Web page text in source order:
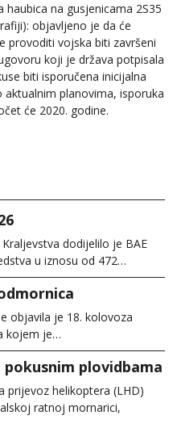
na gusjenicama 2S35
objavljeno je da će
provoditi vojska biti završeni
koji je država potpisala
biti isporučena inicijalna
aktualnim planovima, isporuka
će 2020. godine.
dodijelilo je BAE
u iznosu od 472…
objavila je 18. kolovoza
kojem je…
plovidbama
prijevoz helikoptera (LHD)
ratnoj mornarici,